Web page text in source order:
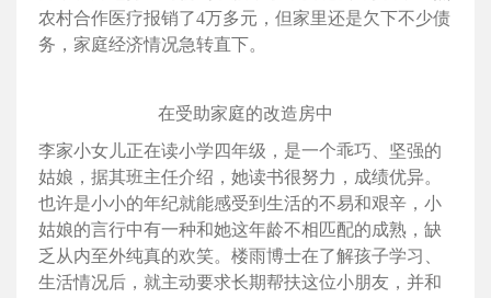
农村合作医疗报销了4万多元，但家里还是欠下不少债
务，家庭经济情况急转直下。
在受助家庭的改造房中
李家小女儿正在读小学四年级，是一个乖巧、坚强的
姑娘，据其班主任介绍，她读书很努力，成绩优异。
也许是小小的年纪就能感受到生活的不易和艰辛，小
姑娘的言行中有一种和她这年龄不相匹配的成熟，缺
乏从内至外纯真的欢笑。楼雨博士在了解孩子学习、
生活情况后，就主动要求长期帮扶这位小朋友，并和